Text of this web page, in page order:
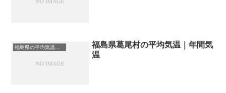
福島県葛尾村の平均気温｜年間気
温